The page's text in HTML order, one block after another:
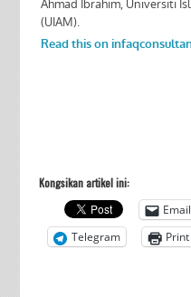
Kongsikan artikel ini:
Email
Telegram
Print